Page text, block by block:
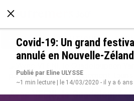
À LA UNE POLITIQUE
Avec VEENI, le
Covid-19: Un grand
annulé en Nouvelle-
Publié par Eline ULYSSE
~1 min lecture | le 14/03/2020 - il y a 6 ans